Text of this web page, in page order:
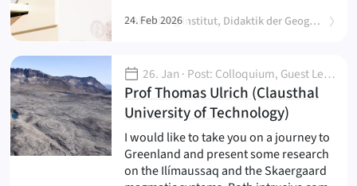
Abteilung Institut, Didaktik der Geographie, Geoökologie, Landschaftsökologie und Ressourcenökonomik (extern)
24. Feb 2026
Prof Thomas Ulrich (Clausthal
University of Technology)(
26. Jan · Post: Colloquium, Guest Lecture
)
I would like to take you on a journey to
Greenland and present some research
on the Ilímaussaq and the Skaergaard